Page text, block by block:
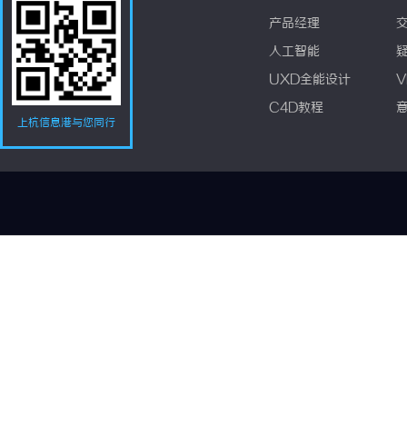
上杭信息港与您同行
产品经理
人工智能
UXD全能设计
C4D教程